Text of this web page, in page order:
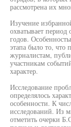
рассмотрена их
Изучение
охватывает период
годов.
этапа было то, что
журналистам,
участникам
характер.
Исследование
определялось
особенности. К
исследований. Из
отметить очерки